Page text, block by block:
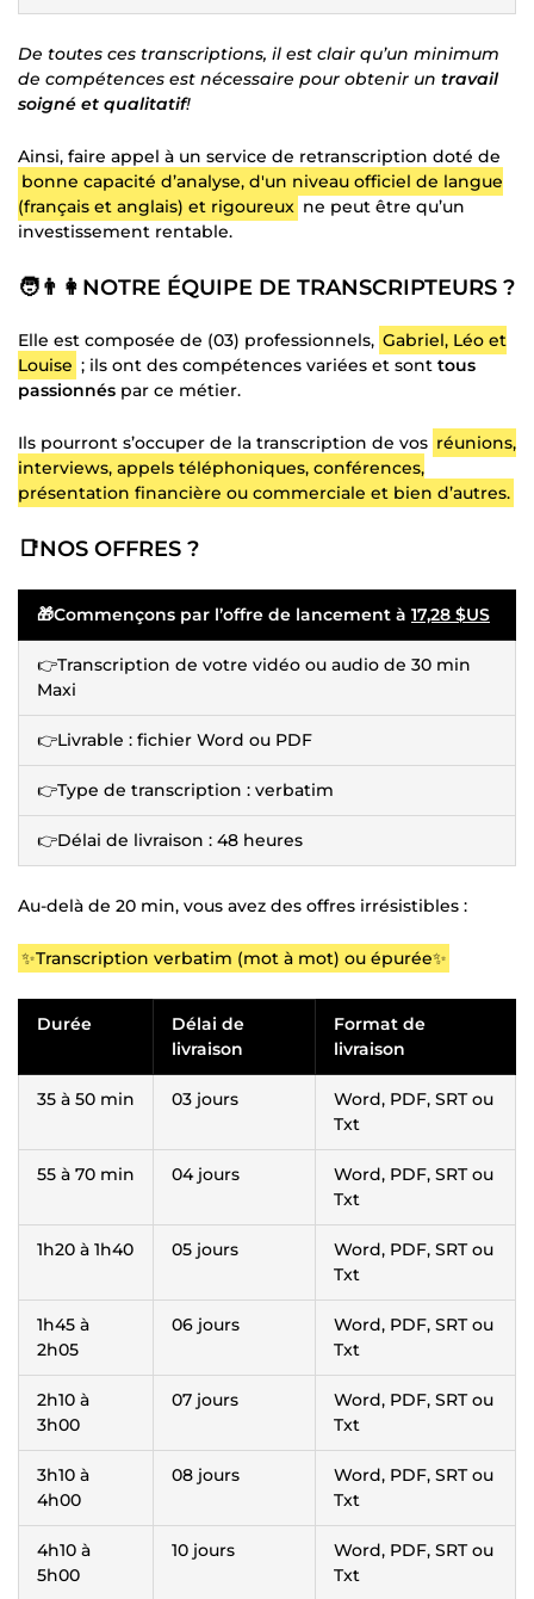
De toutes ces transcriptions, il est clair qu’un minimum
de compétences est nécessaire pour obtenir un travail
soigné et qualitatif!
Ainsi, faire appel à un service de retranscription doté de
bonne capacité d’analyse, d'un niveau officiel de langue
(français et anglais) et rigoureux ne peut être qu’un
investissement rentable.
🧑👨👩NOTRE ÉQUIPE DE TRANSCRIPTEURS ?
Elle est composée de (03) professionnels, Gabriel, Léo et
Louise ; ils ont des compétences variées et sont tous
passionnés par ce métier.
Ils pourront s’occuper de la transcription de vos réunions,
interviews, appels téléphoniques, conférences,
présentation financière ou commerciale et bien d’autres.
📑NOS OFFRES ?
🎁Commençons par l’offre de lancement à 17,28 $US
👉Transcription de votre vidéo ou audio de 30 min
Maxi
👉Livrable : fichier Word ou PDF
👉Type de transcription : verbatim
👉Délai de livraison : 48 heures
Au-delà de 20 min, vous avez des offres irrésistibles :
✨Transcription verbatim (mot à mot) ou épurée✨
Durée
Délai de
livraison
Format de
livraison
35 à 50 min 03 jours
Word, PDF, SRT ou
Txt
55 à 70 min 04 jours
Word, PDF, SRT ou
Txt
1h20 à 1h40 05 jours
Word, PDF, SRT ou
Txt
1h45 à
2h05
06 jours
Word, PDF, SRT ou
Txt
2h10 à
3h00
07 jours
Word, PDF, SRT ou
Txt
3h10 à
4h00
08 jours
Word, PDF, SRT ou
Txt
4h10 à
5h00
10 jours
Word, PDF, SRT ou
Txt